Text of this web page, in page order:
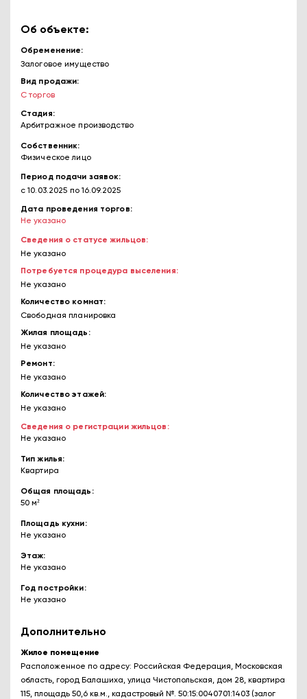
Об объекте:
Обременение
Залоговое имущество
Вид продажи
С торгов
Стадия
Арбитражное производство
Собственник
Физическое лицо
Период подачи заявок
с 10.03.2025 по 16.09.2025
Дата проведения торгов
Не указано
Сведения о статусе жильцов
Не указано
Потребуется процедура выселения
Не указано
Количество комнат
Свободная планировка
Жилая площадь
Не указано
Ремонт
Не указано
Количество этажей
Не указано
Сведения о регистрации жильцов
Не указано
Тип жилья
Квартира
Общая площадь
50 м²
Площадь кухни
Не указано
Этаж
Не указано
Год постройки
Не указано
Дополнительно
Жилое помещение
Расположенное по адресу: Российская Федерация, Московская
область, город Балашиха, улица Чистопольская, дом 28, квартира
115, площадь 50,6 кв.м., кадастровый №. 50:15:0040701:1403 (залог